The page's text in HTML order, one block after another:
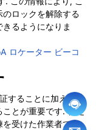
ロックを解除する
るようになりま
ロケーター ビーコ
することに加えて,
とが重要です. 特定
受けた作業者であ